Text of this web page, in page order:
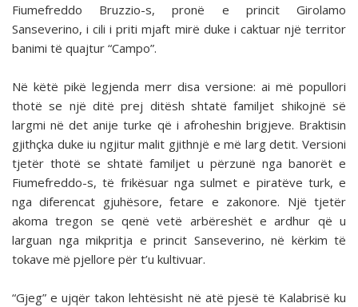
Fiumefreddo Bruzzio-s, pronë e princit Girolamo
Sanseverino, i cili i priti mjaft mirë duke i caktuar një territor
banimi të quajtur “Campo”.
Në këtë pikë legjenda merr disa versione: ai më popullori
thotë se një ditë prej ditësh shtatë familjet shikojnë së
largmi në det anije turke që i afroheshin brigjeve. Braktisin
gjithçka duke iu ngjitur malit gjithnjë e më larg detit. Versioni
tjetër thotë se shtatë familjet u përzunë nga banorët e
Fiumefreddo-s, të frikësuar nga sulmet e piratëve turk, e
nga diferencat gjuhësore, fetare e zakonore. Një tjetër
akoma tregon se qenë vetë arbëreshët e ardhur që u
larguan nga mikpritja e princit Sanseverino, në kërkim të
tokave më pjellore për t’u kultivuar.
“Gjeg” e ujqër takon lehtësisht në atë pjesë të Kalabrisë ku